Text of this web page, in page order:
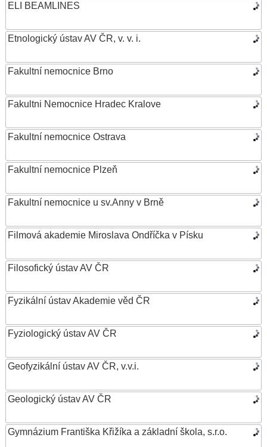
ELI BEAMLINES
Etnologický ústav AV ČR, v. v. i.
Fakultní nemocnice Brno
Fakultni Nemocnice Hradec Kralove
Fakultní nemocnice Ostrava
Fakultní nemocnice Plzeň
Fakultní nemocnice u sv.Anny v Brně
Filmová akademie Miroslava Ondříčka v Písku
Filosofický ústav AV ČR
Fyzikální ústav Akademie věd ČR
Fyziologický ústav AV ČR
Geofyzikální ústav AV ČR, v.v.i.
Geologický ústav AV ČR
Gymnázium Františka Křižíka a základní škola, s.r.o.